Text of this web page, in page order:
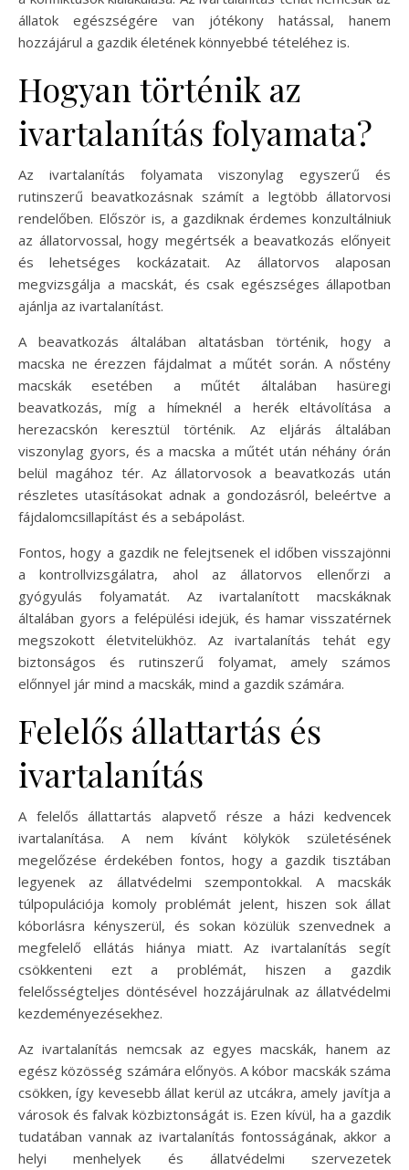
állatok egészségére van jótékony hatással, hanem
hozzájárul a gazdik életének könnyebbé tételéhez is.
Hogyan történik az
ivartalanítás folyamata?
Az ivartalanítás folyamata viszonylag egyszerű és
rutinszerű beavatkozásnak számít a legtöbb állatorvosi
rendelőben. Először is, a gazdiknak érdemes konzultálniuk
az állatorvossal, hogy megértsék a beavatkozás előnyeit
és lehetséges kockázatait. Az állatorvos alaposan
megvizsgálja a macskát, és csak egészséges állapotban
ajánlja az ivartalanítást.
A beavatkozás általában altatásban történik, hogy a
macska ne érezzen fájdalmat a műtét során. A nőstény
macskák esetében a műtét általában hasüregi
beavatkozás, míg a hímeknél a herék eltávolítása a
herezacskón keresztül történik. Az eljárás általában
viszonylag gyors, és a macska a műtét után néhány órán
belül magához tér. Az állatorvosok a beavatkozás után
részletes utasításokat adnak a gondozásról, beleértve a
fájdalomcsillapítást és a sebápolást.
Fontos, hogy a gazdik ne felejtsenek el időben visszajönni
a kontrollvizsgálatra, ahol az állatorvos ellenőrzi a
gyógyulás folyamatát. Az ivartalanított macskáknak
általában gyors a felépülési idejük, és hamar visszatérnek
megszokott életvitelükhöz. Az ivartalanítás tehát egy
biztonságos és rutinszerű folyamat, amely számos
előnnyel jár mind a macskák, mind a gazdik számára.
Felelős állattartás és
ivartalanítás
A felelős állattartás alapvető része a házi kedvencek
ivartalanítása. A nem kívánt kölykök születésének
megelőzése érdekében fontos, hogy a gazdik tisztában
legyenek az állatvédelmi szempontokkal. A macskák
túlpopulációja komoly problémát jelent, hiszen sok állat
kóborlásra kényszerül, és sokan közülük szenvednek a
megfelelő ellátás hiánya miatt. Az ivartalanítás segít
csökkenteni ezt a problémát, hiszen a gazdik
felelősségteljes döntésével hozzájárulnak az állatvédelmi
kezdeményezésekhez.
Az ivartalanítás nemcsak az egyes macskák, hanem az
egész közösség számára előnyös. A kóbor macskák száma
csökken, így kevesebb állat kerül az utcákra, amely javítja a
városok és falvak közbiztonságát is. Ezen kívül, ha a gazdik
tudatában vannak az ivartalanítás fontosságának, akkor a
helyi menhelyek és állatvédelmi szervezetek